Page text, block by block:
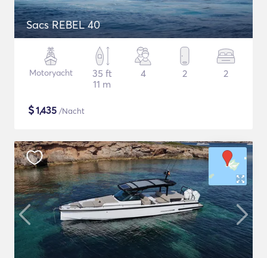
Sacs REBEL 40
Motoryacht
35 ft
11 m
4 2 2
$1,435 /Nacht